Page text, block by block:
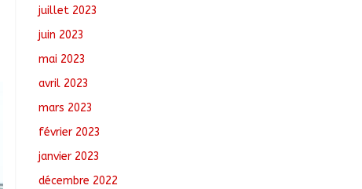
juillet 2023
juin 2023
mai 2023
avril 2023
mars 2023
février 2023
janvier 2023
décembre 2022